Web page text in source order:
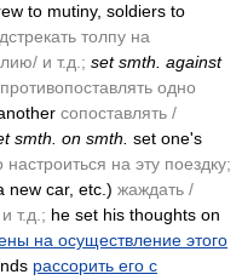
to mutiny, soldiers to
толпу на
и т.д.; set smth. against
противопоставлять одно
сопоставлять /
smth. on smth. set one's
настроиться на эту поездку;
new car, etc.) жаждать /
т.д.; he set his thoughts on
на осуществление этого
рассорить его с